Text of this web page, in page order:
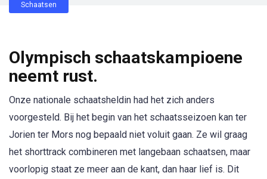
Schaatsen
Olympisch schaatskampioene
neemt rust.
Onze nationale schaatsheldin had het zich anders
voorgesteld. Bij het begin van het schaatsseizoen kan ter
Jorien ter Mors nog bepaald niet voluit gaan. Ze wil graag
het shorttrack combineren met langebaan schaatsen, maar
voorlopig staat ze meer aan de kant, dan haar lief is. Dit